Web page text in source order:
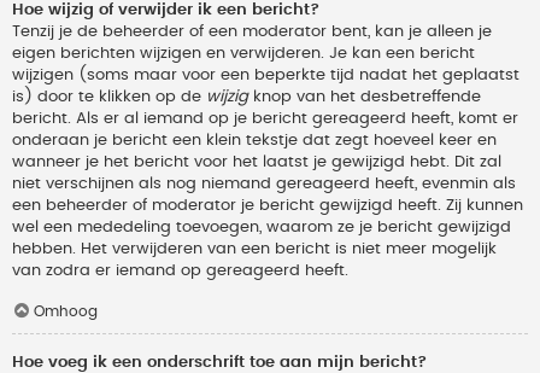
Hoe wijzig of verwijder ik een bericht?
Tenzij je de beheerder of een moderator bent, kan je alleen je
eigen berichten wijzigen en verwijderen. Je kan een bericht
wijzigen (soms maar voor een beperkte tijd nadat het geplaatst
is) door te klikken op de wijzigknop van het desbetreffende
bericht. Als er al iemand op je bericht gereageerd heeft, komt er
onderaan je bericht een klein tekstje dat zegt hoeveel keer en
wanneer je het bericht voor het laatst je gewijzigd hebt. Dit zal
niet verschijnen als nog niemand gereageerd heeft, evenmin als
een beheerder of moderator je bericht gewijzigd heeft. Zij kunnen
wel een mededeling toevoegen, waarom ze je bericht gewijzigd
hebben. Het verwijderen van een bericht is niet meer mogelijk
van zodra er iemand op gereageerd heeft.
Omhoog
Hoe voeg ik een onderschrift toe aan mijn bericht?